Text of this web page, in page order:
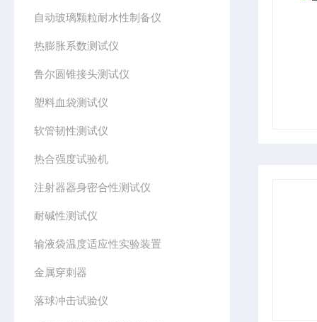
自动玻璃颗粒耐水性制备仪
热膨胀系数测试仪
鲁尔圆锥接头测试仪
塑料血袋测试仪
软管韧性测试仪
热合强度试验机
注射器器身密合性测试仪
耐碱性测试仪
输液袋温度适应性实验装置
金属穿刺器
落球冲击试验仪